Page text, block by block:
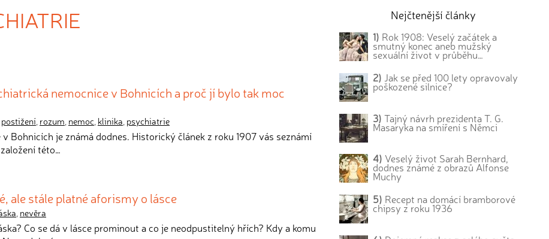
nemocnice v Bohnicích a proč jí bylo tak moc
postižení, rozum, nemoc, klinika, psychiatrie
Bohnicích je známá dodnes. Historický článek z roku 1907 vás seznámí
této…
ale stále platné aforismy o lásce
, nevěra
Co se dá v lásce prominout a co je neodpustitelný hřích? Kdy a komu
Nejčtenější články
1) Rok 1908: Veselý začátek a
smutný konec aneb mužský
sexuální život v průběhu…
2) Jak se před 100 lety opravovaly
poškozené silnice?
3) Tajný návrh prezidenta T. G.
Masaryka na smíření s Němci
4) Veselý život Sarah Bernhard,
dodnes známé z obrazů Alfonse
Muchy
5) Recept na domácí bramborové
chipsy z roku 1936